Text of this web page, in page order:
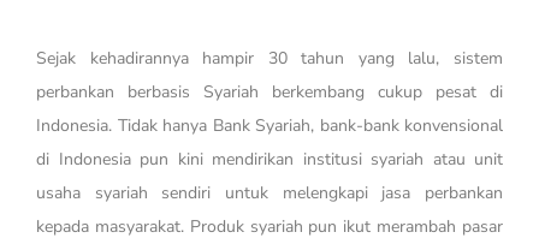
Sejak kehadirannya hampir 30 tahun yang lalu, sistem
perbankan berbasis Syariah berkembang cukup pesat di
Indonesia. Tidak hanya Bank Syariah, bank-bank konvensional
di Indonesia pun kini mendirikan institusi syariah atau unit
usaha syariah sendiri untuk melengkapi jasa perbankan
kepada masyarakat. Produk syariah pun ikut merambah pasar